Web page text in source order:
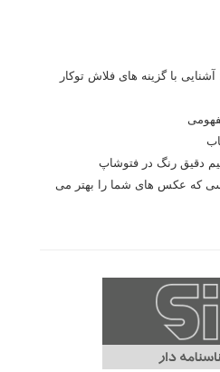
با گزینه های فلاش توکار
که عکس های شما را بهتر می